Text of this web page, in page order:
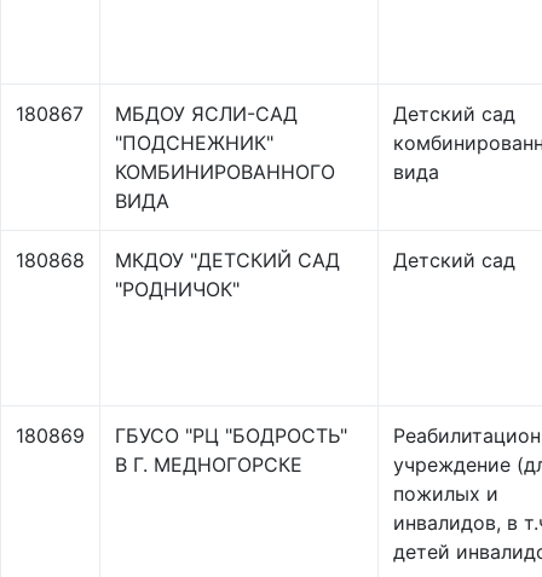
180867
МБДОУ ЯСЛИ-САД
"ПОДСНЕЖНИК"
КОМБИНИРОВАННОГО
ВИДА
Детский сад
вида
180868
МКДОУ "ДЕТСКИЙ САД
"РОДНИЧОК"
Детский сад
180869
ГБУСО "РЦ "БОДРОСТЬ"
В Г. МЕДНОГОРСКЕ
учреждение
пожилых и
инвалидов, в
детей